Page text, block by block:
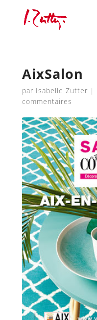
AixSalon
par Isabelle Zutter |
commentaires